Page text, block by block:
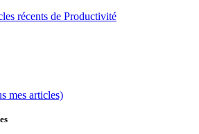
récents de Productivité
mes articles)